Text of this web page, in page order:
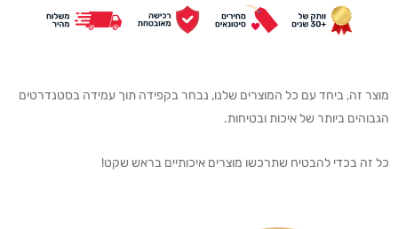
מוצר זה, ביחד עם כל המוצרים שלנו, נבחר בקפידה תוך עמידה בסטנדרטים
הגבוהים ביותר של איכות ובטיחות.
כל זה בכדי להבטיח שתרכשו מוצרים איכותיים בראש שקט!